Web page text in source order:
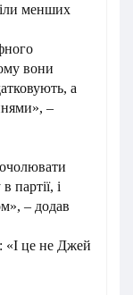
менших
вони
а
–
партії, і
– додав
«І це не Джей